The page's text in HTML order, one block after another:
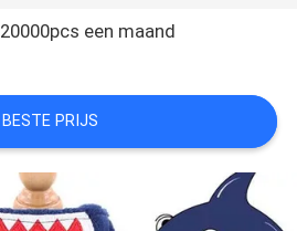
20000pcs een maand
BESTE PRIJS